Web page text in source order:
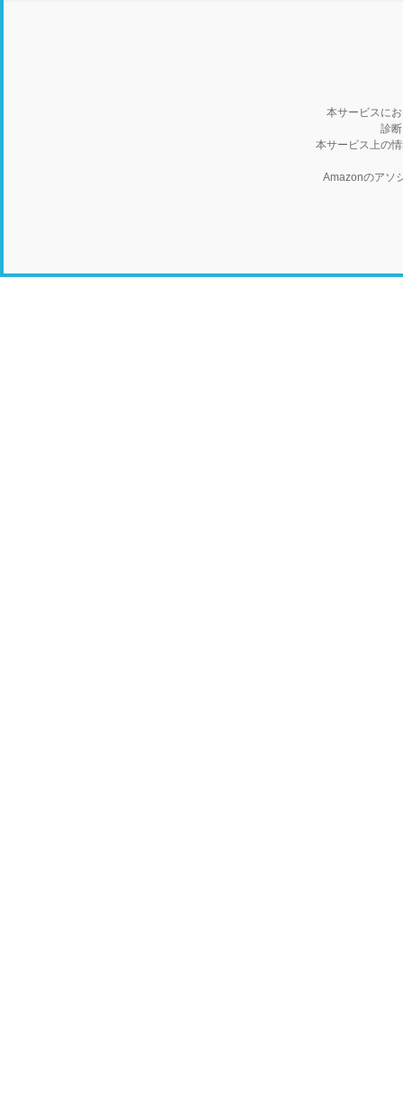
本サービスに
診
本サービス上の
Amazonのアソ